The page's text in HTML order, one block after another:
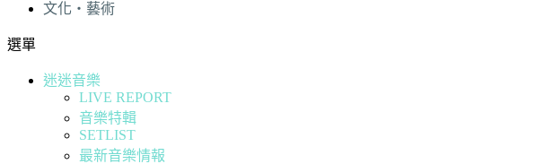
文化・藝術
選單
迷迷音樂
LIVE REPORT
音樂特輯
SETLIST
最新音樂情報